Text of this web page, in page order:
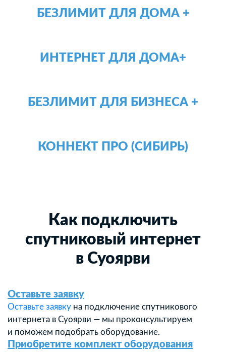
БЕЗЛИМИТ ДЛЯ ДОМА +
ИНТЕРНЕТ ДЛЯ ДОМА+
БЕЗЛИМИТ ДЛЯ БИЗНЕСА +
КОННЕКТ ПРО (СИБИРЬ)
Как подключить
спутниковый интернет
в Суоярви
Оставьте заявку
Оставьте заявку на подключение спутникового
интернета в Суоярви — мы проконсультируем
и поможем подобрать оборудование.
Приобретите комплект оборудования